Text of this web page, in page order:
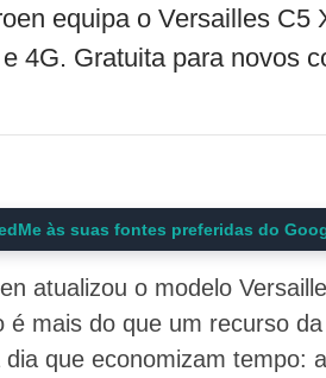
equipa o Versailles
4G. Gratuita para novos
às suas fontes preferidas do
atualizou o modelo
é mais do que um recurso
que economizam tempo: